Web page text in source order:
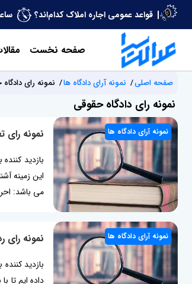
قواعد عمومی اجاره املاک کدام‌اند؟
صفحه نخست
صفحه اصلی نمونه آرای دادگاه ها نمونه رای
نمونه رای دادگاه حقوقی
نمونه آرای دادگاه ها نمونه رای
بازدید
این زمینه
می باشد:
نمونه آرای دادگاه ها نمونه رای
بازدید